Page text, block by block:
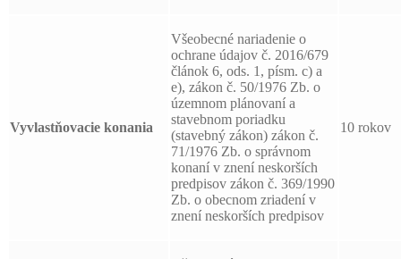
Vyvlastňovacie konania
Všeobecné nariadenie o
ochrane údajov č. 2016/679
článok 6, ods. 1, písm. c) a
e), zákon č. 50/1976 Zb. o
územnom plánovaní a
stavebnom poriadku
(stavebný zákon) zákon č.
71/1976 Zb. o správnom
konaní v znení neskorších
predpisov zákon č. 369/1990
Zb. o obecnom zriadení v
znení neskorších predpisov
10 rokov